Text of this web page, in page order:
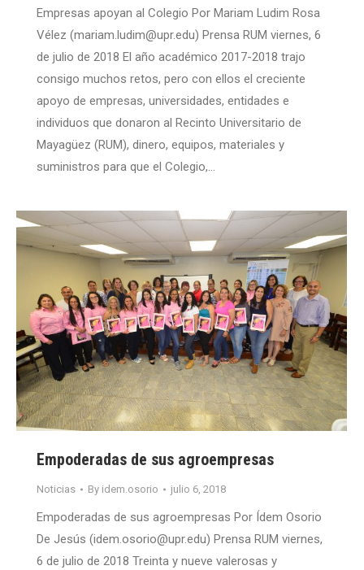
Empresas apoyan al Colegio Por Mariam Ludim Rosa
Vélez (mariam.ludim@upr.edu) Prensa RUM viernes, 6
de julio de 2018 El año académico 2017-2018 trajo
consigo muchos retos, pero con ellos el creciente
apoyo de empresas, universidades, entidades e
individuos que donaron al Recinto Universitario de
Mayagüez (RUM), dinero, equipos, materiales y
suministros para que el Colegio,…
Empoderadas de sus agroempresas
Noticias By idem.osorio julio 6, 2018
Empoderadas de sus agroempresas Por Ídem Osorio
De Jesús (idem.osorio@upr.edu) Prensa RUM viernes,
6 de julio de 2018 Treinta y nueve valerosas y